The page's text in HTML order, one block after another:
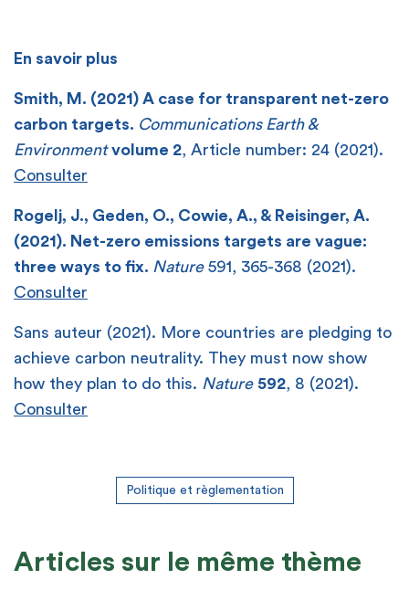
En savoir plus
Smith, M. (2021) A case for transparent net-zero
carbon targets. Communications Earth &
Environment volume 2, Article number: 24 (2021).
Consulter
Rogelj, J., Geden, O., Cowie, A., & Reisinger, A.
(2021). Net-zero emissions targets are vague:
three ways to fix. Nature591, 365-368 (2021).
Consulter
Sans auteur (2021). More countries are pledging to
achieve carbon neutrality. They must now show
how they plan to do this. Nature 592, 8 (2021).
Consulter
Politique et règlementation
Articles sur le même thème